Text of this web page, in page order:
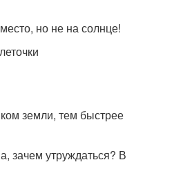
но не на солнце!
земли, тем быстрее
зачем утруждаться? В